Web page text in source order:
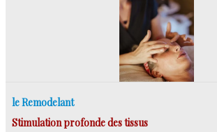
le Remodelant
Stimulation profonde des tissus